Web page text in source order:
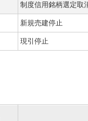
制度信用銘柄選定取
新規売建停止
現引停止